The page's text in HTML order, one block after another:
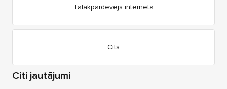
Tālākpārdevējs internetā
Cits
Citi jautājumi